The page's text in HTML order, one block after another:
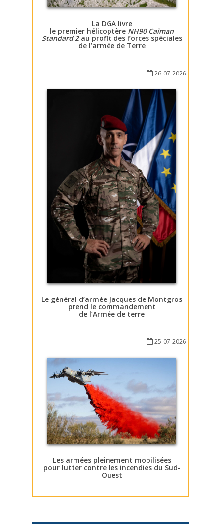
La DGA livre
le premier hélicoptère NH90 Caïman
Standard 2au profit des forces spéciales
de l’armée de Terre
26-07-2026
Le général d’armée Jacques de Montgros
prend le commandement
de l’Armée de terre
25-07-2026
Les armées pleinement mobilisées
pour lutter contre les incendies du Sud-
Ouest